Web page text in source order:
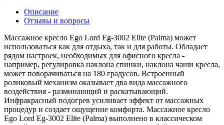
Описание
Отзывы и вопросы
Массажное кресло Ego Lord Eg-3002 Elite (Palma) может
использоваться как для отдыха, так и для работы. Обладает
рядом настроек, необходимых для офисного кресла -
например, регулировка наклона спинки, наклона чаши кресла,
может поворачиваться на 180 градусов. Встроенный
роликовый механизм оказывает два вида массажного
воздействия - разминающий и раскатывающий.
Инфракрасный подогрев усиливает эффект от массажных
процедур и создает ощущение комфорта. Массажное кресло
Ego Lord Eg-3002 Elite (Palma) выполнено в классическом